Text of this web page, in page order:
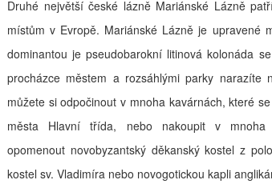
Druhé největší české lázně Mariánské Lázně
místům v Evropě. Mariánské Lázně je upravené
dominantou je pseudobarokní litinová kolonáda
procházce městem a rozsáhlými parky narazíte
můžete si odpočinout v mnoha kavárnách, které
města Hlavní třída, nebo nakoupit v mnoha
opomenout novobyzantský děkanský kostel z
kostel sv. Vladimíra nebo novogotickou kapli